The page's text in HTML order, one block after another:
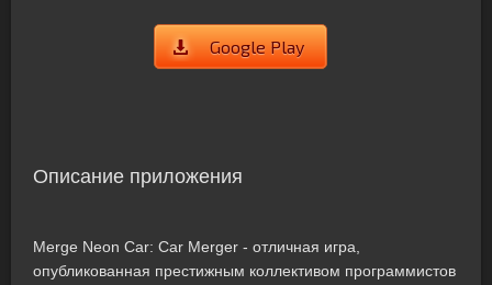
Google Play
Описание приложения
Merge Neon Car: Car Merger - отличная игра,
опубликованная престижным коллективом программистов